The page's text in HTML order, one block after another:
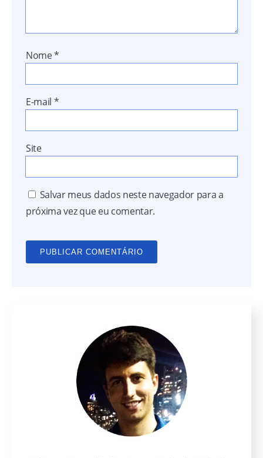
Nome*
E-mail *
Site
Salvar meus dados neste navegador para a
próxima vez que eu comentar.